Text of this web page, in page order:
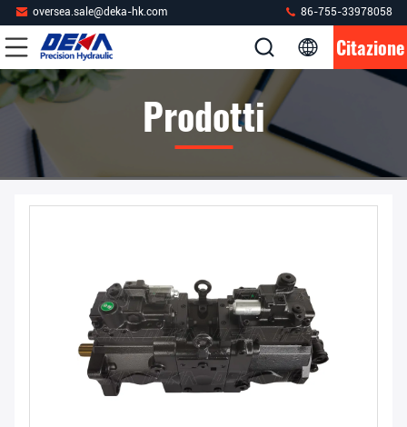
oversea.sale@deka-hk.com 86-755-33978058
Citazione
Prodotti